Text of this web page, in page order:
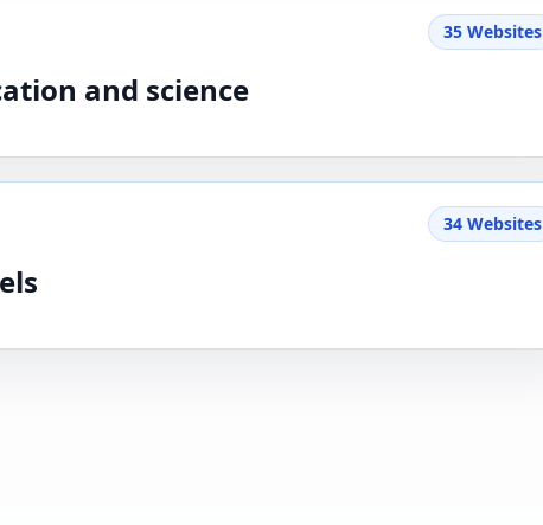
and science
35 Websites
34 Websites